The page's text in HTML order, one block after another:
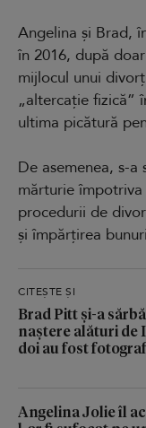
Angelina și Brad,
în 2016, după
mijlocul unui
„altercație fizică”
ultima picătură
De asemenea, s-
mărturie
procedurii de
și împărțirea
CITEȘTE ȘI
Brad Pitt și-a
naștere alături de
doi au fost
Angelina Jolie îl